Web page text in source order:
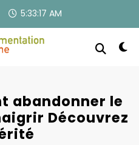
5:33:18 AM
abandonner le
Découvrez